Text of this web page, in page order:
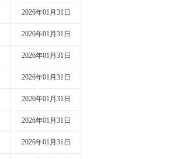
2026年01月31日
2026年01月31日
2026年01月31日
2026年01月31日
2026年01月31日
2026年01月31日
2026年01月31日